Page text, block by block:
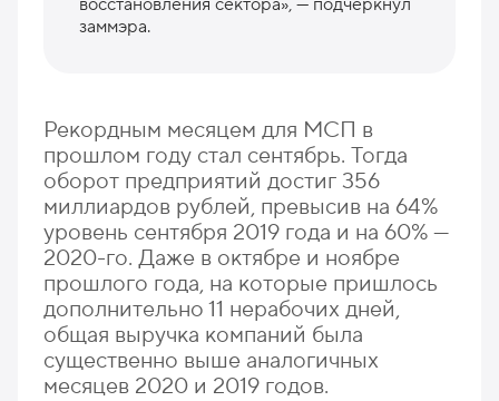
восстановления сектора», — подчеркнул
заммэра.
Рекордным месяцем для МСП в
прошлом году стал сентябрь. Тогда
оборот предприятий достиг 356
миллиардов рублей, превысив на 64%
уровень сентября 2019 года и на 60% —
2020-го. Даже в октябре и ноябре
прошлого года, на которые пришлось
дополнительно 11 нерабочих дней,
общая выручка компаний была
существенно выше аналогичных
месяцев 2020 и 2019 годов.